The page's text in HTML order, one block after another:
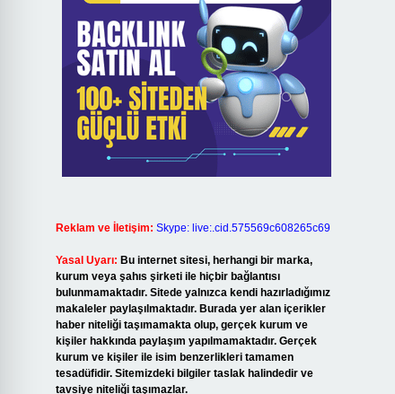
Reklam ve İletişim: Skype: live:.cid.575569c608265c69
Yasal Uyarı: Bu internet sitesi, herhangi bir marka,
kurum veya şahıs şirketi ile hiçbir bağlantısı
bulunmamaktadır. Sitede yalnızca kendi hazırladığımız
makaleler paylaşılmaktadır. Burada yer alan içerikler
haber niteliği taşımamakta olup, gerçek kurum ve
kişiler hakkında paylaşım yapılmamaktadır. Gerçek
kurum ve kişiler ile isim benzerlikleri tamamen
tesadüfidir. Sitemizdeki bilgiler taslak halindedir ve
tavsiye niteliği taşımazlar.